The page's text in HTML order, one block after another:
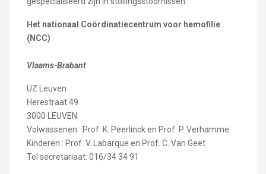
Het nationaal Coördinatiecentrum voor hemofilie
(NCC)
Vlaams-Brabant
UZ Leuven
Herestraat 49
3000 LEUVEN
Volwassenen : Prof. K. Peerlinck en Prof. P. Verhamme
Kinderen : Prof. V. Labarque en Prof. C. Van Geet
Tel secretariaat: 016/34 34 91